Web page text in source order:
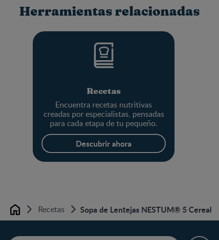
Herramientas relacionadas
Recetas
Encuentra recetas nutritivas
creadas por especialistas, pensadas
para cada etapa de tu pequeño.
Descubrir ahora
Home Recetas Sopa de Lentejas NESTUM® 5 Cereales